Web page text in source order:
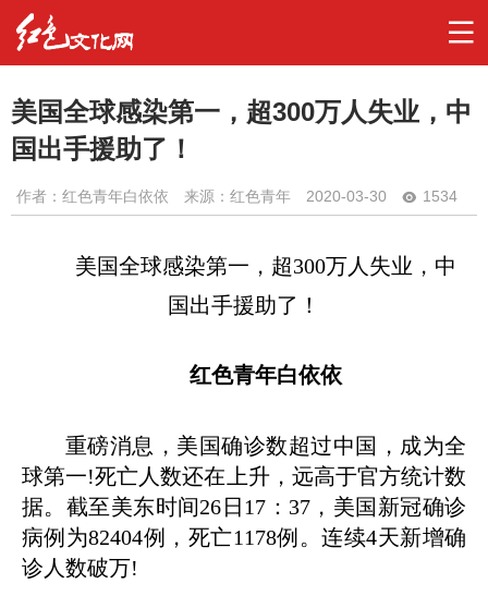
美国全球感染第一，超300万人失业，中
国出手援助了！
作者： 红色青年白依依 来源：红色青年 2020-03-30 1534
美国全球感染第一，超300万人失业，中
国出手援助了！
红色青年白依依
重磅消息，美国确诊数超过中国，成为全
球第一!死亡人数还在上升，远高于官方统计数
据。截至美东时间26日17：37，美国新冠确诊
病例为82404例，死亡1178例。连续4天新增确
诊人数破万!